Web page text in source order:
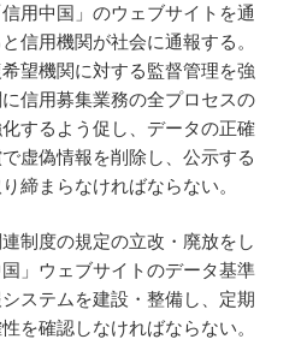
用中国」のウェブサイトを通
信用機関が社会に通報する。
望機関に対する監督管理を強
信用募集業務の全プロセスの
するよう促し、データの正確
虚偽情報を削除し、公示する
締まらなければならない。
制度の規定の立改・廃放をし
」ウェブサイトのデータ基準
ステムを建設・整備し、定期
を確認しなければならない。